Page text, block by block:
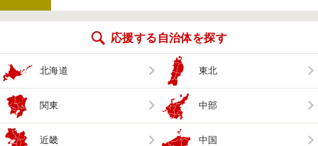
応援する自治体を探す
北海道 東北
関東 中部
近畿 中国